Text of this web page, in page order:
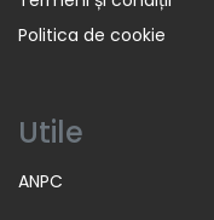
Politica de cookie
Utile
ANPC